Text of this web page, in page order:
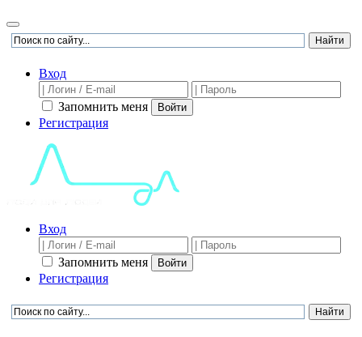
Вход
Запомнить меня Войти
Регистрация
Вход
Запомнить меня Войти
Регистрация